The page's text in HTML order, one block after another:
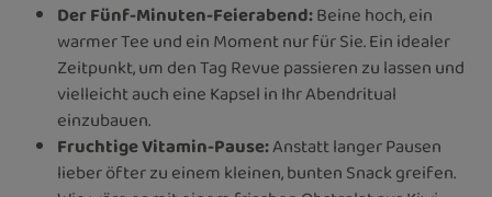
Der Fünf-Minuten-Feierabend:Beine hoch, ein
warmer Tee und ein Moment nur für Sie. Ein idealer
Zeitpunkt, um den Tag Revue passieren zu lassen und
vielleicht auch eine Kapsel in Ihr Abendritual
einzubauen.
Fruchtige Vitamin-Pause:Anstatt langer Pausen
lieber öfter zu einem kleinen, bunten Snack greifen.